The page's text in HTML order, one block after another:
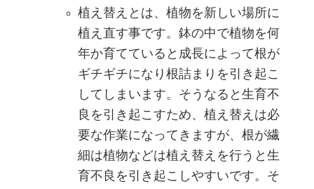
植え替えとは、植物を新しい場所に
植え直す事です。鉢の中で植物を何
年か育てていると成長によって根が
ギチギチになり根詰まりを引き起こ
してしまいます。そうなると生育不
良を引き起こすため、植え替えは必
要な作業になってきますが、根が繊
細は植物などは植え替えを行うと生
育不良を引き起こしやすいです。そ